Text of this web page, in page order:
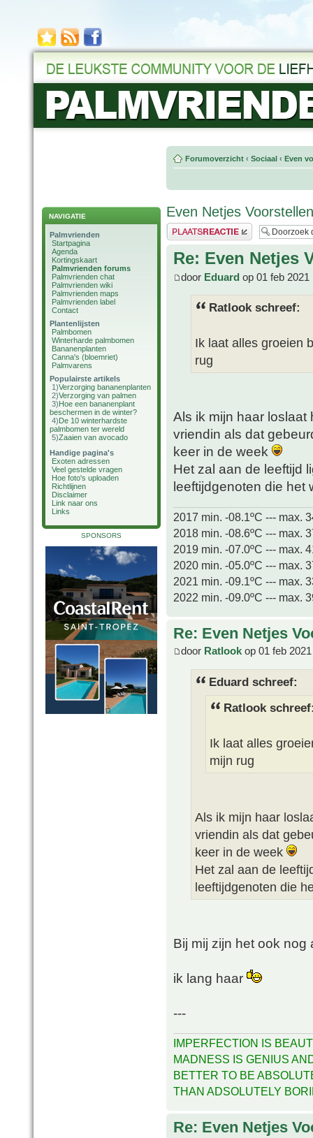
NAVIGATIE
Palmvrienden
Startpagina
Agenda
Kortingskaart
Palmvrienden forums
Palmvrienden chat
Palmvrienden wiki
Palmvrienden maps
Palmvrienden label
Contact
Plantenlijsten
Palmbomen
Winterharde palmbomen
Bananenplanten
Canna's (bloemriet)
Palmvarens
Populairste artikels
1)Verzorging bananenplanten
2)Verzorging van palmen
3)Hoe een bananenplant
beschermen in de winter?
4)De 10 winterhardste
palmbomen ter wereld
5)Zaaien van avocado
Handige pagina's
Exoten adressen
Veel gestelde vragen
Hoe foto's uploaden
Richtlijnen
Disclaimer
Link naar ons
Links
SPONSORS
Forumoverzicht ‹ Sociaal ‹ Even
Even Netjes
Plaats een reactie
Re: Even Netjes
door Eduard op 01 feb 2021
Ratlook schreef:
Ik laat alles groeien
rug
Als ik mijn haar loslaat
vriendin als dat
keer in de week
Het zal aan de leeftijd
leeftijdgenoten die het
2017 min. -08.1ºC --- max.
2018 min. -08.6ºC --- max.
2019 min. -07.0ºC --- max.
2020 min. -05.0ºC --- max.
2021 min. -09.1ºC --- max.
2022 min. -09.0ºC --- max.
Re: Even Netjes
door Ratlook op 01 feb
Eduard schreef:
Ratlook
Ik laat alles
mijn rug
Als ik mijn haar
vriendin als dat
keer in de week
Het zal aan de
leeftijdgenoten die
Bij mij zijn het ook
ik lang haar
---
IMPERFECTION IS
MADNESS IS GENIUS
BETTER TO BE
THAN ADSOLUTELY
Re: Even Netjes